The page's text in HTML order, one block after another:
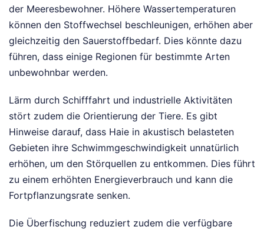
der Meeresbewohner. Höhere Wassertemperaturen
können den Stoffwechsel beschleunigen, erhöhen aber
gleichzeitig den Sauerstoffbedarf. Dies könnte dazu
führen, dass einige Regionen für bestimmte Arten
unbewohnbar werden.
Lärm durch Schifffahrt und industrielle Aktivitäten
stört zudem die Orientierung der Tiere. Es gibt
Hinweise darauf, dass Haie in akustisch belasteten
Gebieten ihre Schwimmgeschwindigkeit unnatürlich
erhöhen, um den Störquellen zu entkommen. Dies führt
zu einem erhöhten Energieverbrauch und kann die
Fortpflanzungsrate senken.
Die Überfischung reduziert zudem die verfügbare